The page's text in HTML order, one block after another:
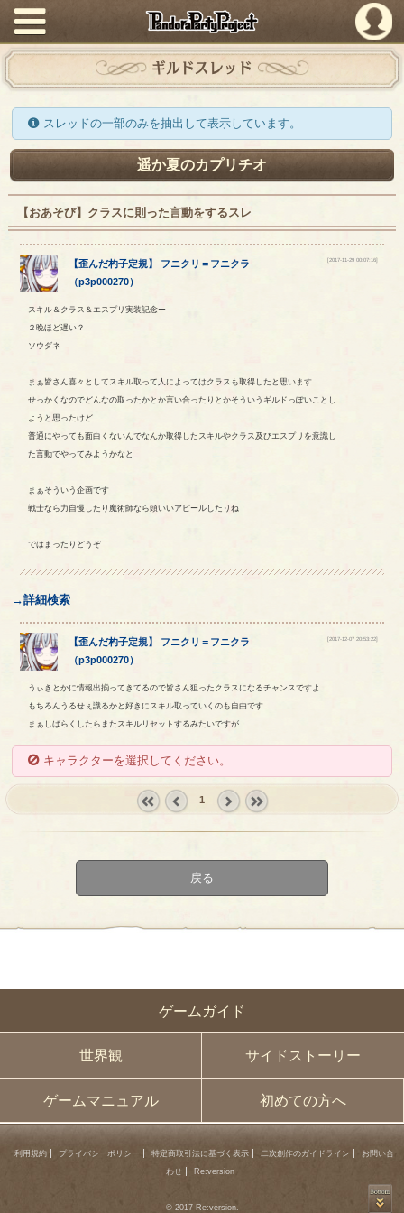
PandoraPartyProject
ゲームガイド
世界観 サイドストーリー
ゲームマニュアル 初めての方へ
ギルドスレッド
スレッドの一部のみを抽出して表示しています。
遥か夏のカプリチオ
【おあそび】クラスに則った言動をするスレ
【歪んだ杓子定規】 フニクリ ＝ フニクラ
（p3p000270）
[2017-11-29 00:07:16]
スキル＆クラス＆エスプリ実装記念ー
２晩ほど遅い？
ソウダネ
まぁ皆さん喜々としてスキル取って人によってはクラスも取得したと思います
せっかくなのでどんなの取ったかとか言い合ったりとかそういうギルドっぽいことし
ようと思ったけど
普通にやっても面白くないんでなんか取得したスキルやクラス及びエスプリを意識し
た言動でやってみようかなと
まぁそういう企画です
戦士なら力自慢したり魔術師なら頭いいアピールしたりね
ではまったりどうぞ
→詳細検索
【歪んだ杓子定規】 フニクリ ＝ フニクラ
（p3p000270）
[2017-12-07 20:53:22]
うぃきとかに情報出揃ってきてるので皆さん狙ったクラスになるチャンスですよ
もちろんうるせぇ識るかと好きにスキル取っていくのも自由です
まぁしばらくしたらまたスキルリセットするみたいですが
キャラクターを選択してください。
1
戻る
利用規約 プライバシーポリシー 特定商取引法に基づく表示 二次創作のガイドライン
お問い合
わせ
Re:version
© 2017 Re:version.